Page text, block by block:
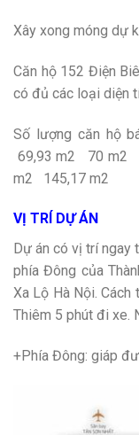
Xây xong móng dự
Căn hộ 152 Điện
có đủ các loại diện
Số lượng căn hộ
69,93 m2 70 m2
m2 145,17 m2
VỊ TRÍ DỰ ÁN
Dự án có vị trí ngay
phía Đông của
Xa Lộ Hà Nội. Cách
Thiêm 5 phút đi xe.
+Phía Đông: giáp